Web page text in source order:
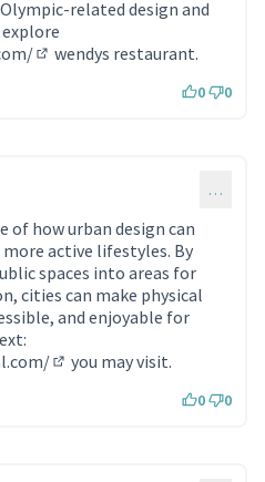
related design and
(Lien externe)
wendys restaurant.
0 0
…
of how urban design can
active lifestyles. By
spaces into areas for
cities can make physical
and enjoyable for
(Lien externe)
you may visit.
0 0